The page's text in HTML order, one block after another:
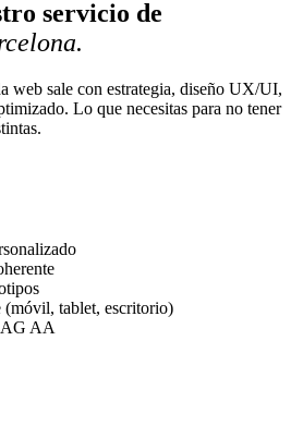
servicio de
web sale con estrategia, diseño UX/UI,
Lo que necesitas para no tener
(móvil, tablet, escritorio)
AA